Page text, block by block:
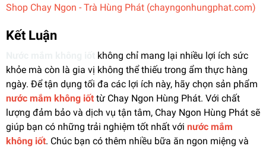
Shop Chay Ngon - Trà Hùng Phát (chayngonhungphat.com)
Kết Luận
không chỉ mang lại nhiều lợi ích sức
khỏe mà còn là gia vị không thể thiếu trong ẩm thực hàng
ngày. Để tận dụng tối đa các lợi ích này, hãy chọn sản phẩm
nước mắm không iốt từ Chay Ngon Hùng Phát. Với chất
lượng đảm bảo và dịch vụ tận tâm, Chay Ngon Hùng Phát sẽ
giúp bạn có những trải nghiệm tốt nhất với nước mắm
không iốt. Chúc bạn có thêm nhiều bữa ăn ngon miệng và